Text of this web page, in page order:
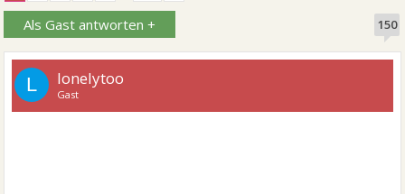
Als Gast antworten + 150
L lonelytoo
Gast